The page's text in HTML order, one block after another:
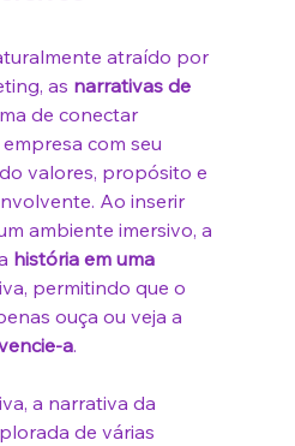
atraído por
as narrativas de
de conectar
com seu
valores, propósito e
Ao inserir
ambiente imersivo, a
história em uma
permitindo que o
ouça ou veja a
a.
a narrativa da
de várias